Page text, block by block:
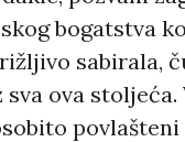
bogatstva
sabirala,
ova
povlašteni